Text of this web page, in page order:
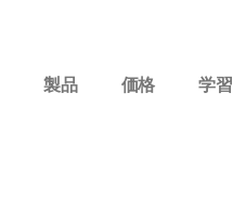
製品 価格 学習